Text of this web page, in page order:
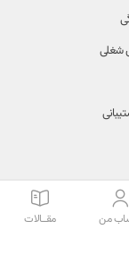
شغلی
من مقــالات